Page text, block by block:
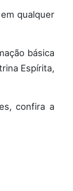
qualquer
básica
Espírita,
confira a